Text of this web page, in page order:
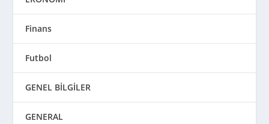
Finans
Futbol
GENEL BİLGİLER
GENERAL